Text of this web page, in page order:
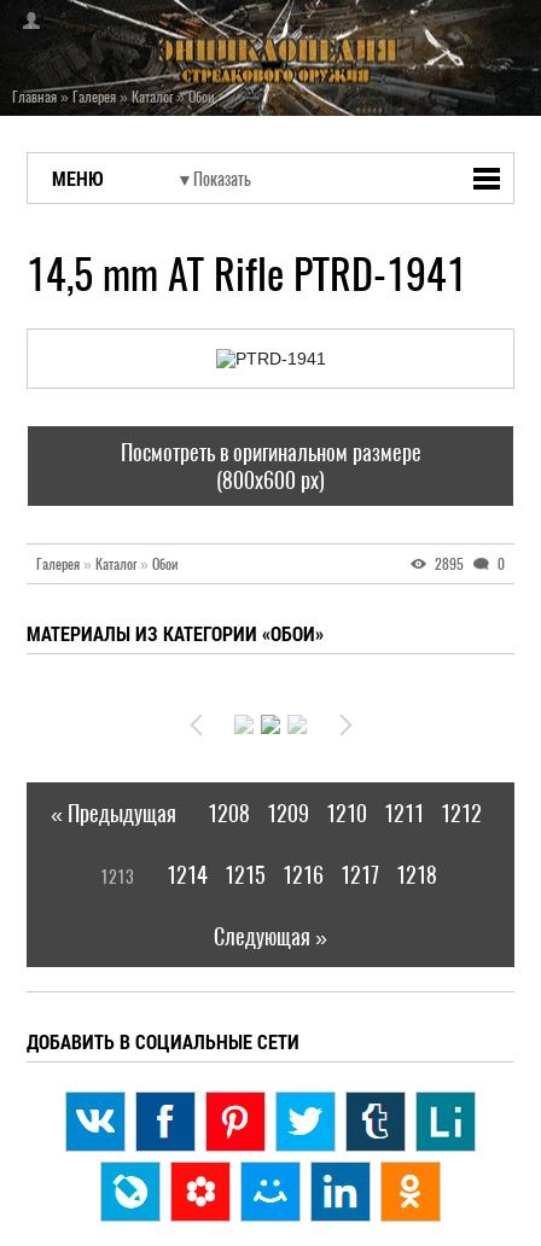
Главная»Галерея»Каталог»Обои
МЕНЮ
14,5 mm AT Rifle PTRD-1941
Посмотреть в оригинальном размере
(800x600 px)
Галерея » Каталог» Обои 2895 0
МАТЕРИАЛЫ ИЗ КАТЕГОРИИ «ОБОИ»
« Предыдущая 1208 1209 1210 1211 1212
1213 1214 1215 1216 1217 1218
Следующая »
ДОБАВИТЬ В СОЦИАЛЬНЫЕ СЕТИ